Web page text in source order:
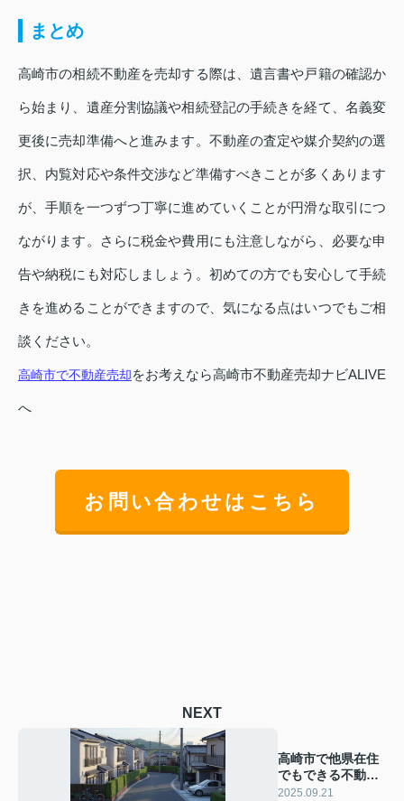
まとめ
高崎市の相続不動産を売却する際は、遺言書や戸籍の確認か
ら始まり、遺産分割協議や相続登記の手続きを経て、名義変
更後に売却準備へと進みます。不動産の査定や媒介契約の選
択、内覧対応や条件交渉など準備すべきことが多くあります
が、手順を一つずつ丁寧に進めていくことが円滑な取引につ
ながります。さらに税金や費用にも注意しながら、必要な申
告や納税にも対応しましょう。初めての方でも安心して手続
きを進めることができますので、気になる点はいつでもご相
談ください。
高崎市で不動産売却をお考えなら高崎市不動産売却ナビALIVE
へ
お問い合わせはこちら
NEXT
高崎市で他県在住
でもできる不動産
売却方法は？遠方
2025.09.21